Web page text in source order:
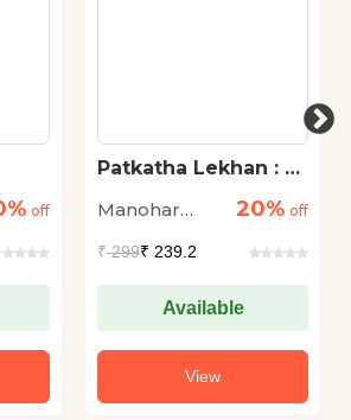
off
Patkatha Lekhan : Ek
Manohar
20% off
₹299₹ 239.2
Available
View